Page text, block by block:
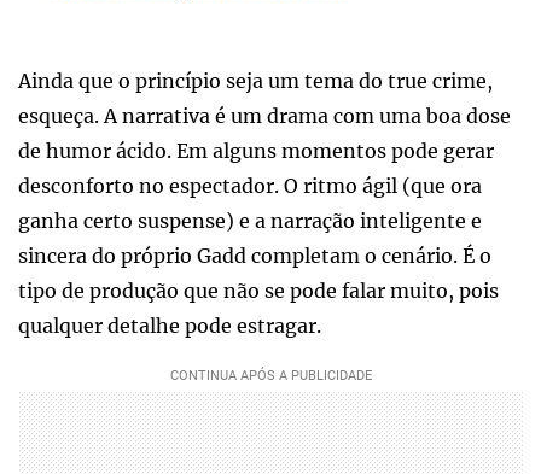
Ainda que o princípio seja um tema do true crime,
esqueça. A narrativa é um drama com uma boa dose
de humor ácido. Em alguns momentos pode gerar
desconforto no espectador. O ritmo ágil (que ora
ganha certo suspense) e a narração inteligente e
sincera do próprio Gadd completam o cenário. É o
tipo de produção que não se pode falar muito, pois
qualquer detalhe pode estragar.